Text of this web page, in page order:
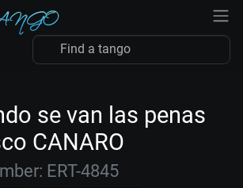
se van las penas
CANARO
ERT-4845